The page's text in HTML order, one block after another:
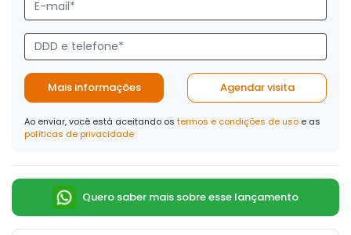
Mais informações Agendar visita
Ao enviar, você está aceitando os termos e condições de uso e as
políticas de privacidade
Quero saber mais sobre esse lançamento